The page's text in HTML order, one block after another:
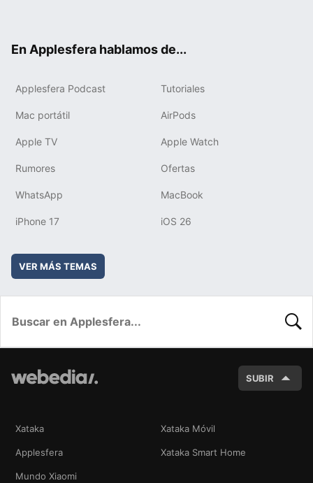
En Applesfera hablamos de...
Applesfera Podcast Tutoriales
Mac portátil AirPods
Apple TV Apple Watch
Rumores Ofertas
WhatsApp MacBook
iPhone 17 iOS 26
VER MÁS TEMAS
SUBIR
Xataka Xataka Móvil
Applesfera Xataka Smart Home
Mundo Xiaomi